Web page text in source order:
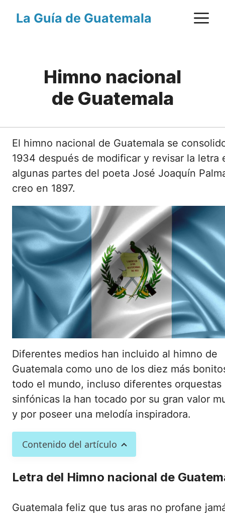
La Guía de Guatemala
Himno nacional
de Guatemala
El himno nacional de Guatemala se
1934 después de modificar y revisar la letra
algunas partes del poeta José Joaquín
creo en 1897.
Diferentes medios han incluido al himno de
Guatemala como uno de los diez más
todo el mundo, incluso diferentes orquestas
sinfónicas la han tocado por su gran valor
y por poseer una melodía inspiradora.
Contenido del artículo
Letra del Himno nacional de
Guatemala feliz que tus aras no profane